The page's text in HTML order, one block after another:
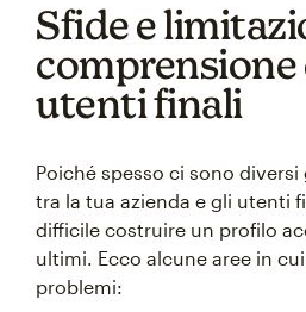
Sfide e
comprensione
utenti finali
Poiché spesso ci sono
tra la tua azienda e gli utenti
difficile costruire un profilo
ultimi. Ecco alcune aree in
problemi: